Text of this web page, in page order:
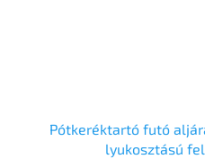
Pótkeréktartó futó
lyukosztású